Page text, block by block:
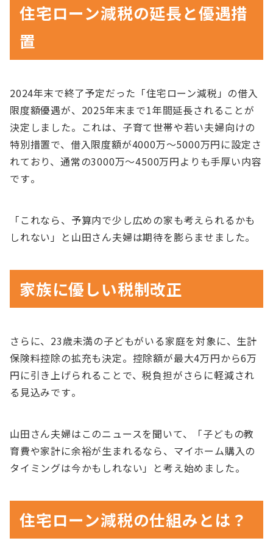
住宅ローン減税の延長と優遇措
置
2024年末で終了予定だった「住宅ローン減税」の借入
限度額優遇が、2025年末まで1年間延長されることが
決定しました。これは、子育て世帯や若い夫婦向けの
特別措置で、借入限度額が4000万～5000万円に設定さ
れており、通常の3000万～4500万円よりも手厚い内容
です​。
「これなら、予算内で少し広めの家も考えられるかも
しれない」と山田さん夫婦は期待を膨らませました。
家族に優しい税制改正
さらに、23歳未満の子どもがいる家庭を対象に、生計
保険料控除の拡充も決定。控除額が最大4万円から6万
円に引き上げられることで、税負担がさらに軽減され
る見込みです​。
山田さん夫婦はこのニュースを聞いて、「子どもの教
育費や家計に余裕が生まれるなら、マイホーム購入の
タイミングは今かもしれない」と考え始めました。
住宅ローン減税の仕組みとは？